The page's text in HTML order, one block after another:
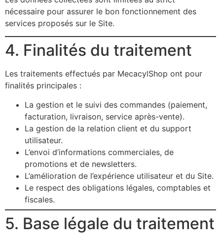
nécessaire pour assurer le bon fonctionnement des
services proposés sur le Site.
4. Finalités du traitement
Les traitements effectués par MecacylShop ont pour
finalités principales :
La gestion et le suivi des commandes (paiement,
facturation, livraison, service après-vente).
La gestion de la relation client et du support
utilisateur.
L’envoi d’informations commerciales, de
promotions et de newsletters.
L’amélioration de l’expérience utilisateur et du Site.
Le respect des obligations légales, comptables et
fiscales.
5. Base légale du traitement